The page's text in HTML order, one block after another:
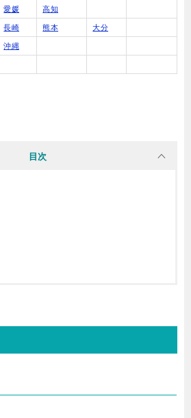
愛媛 高知
長崎 熊本 大分
沖縄
目次